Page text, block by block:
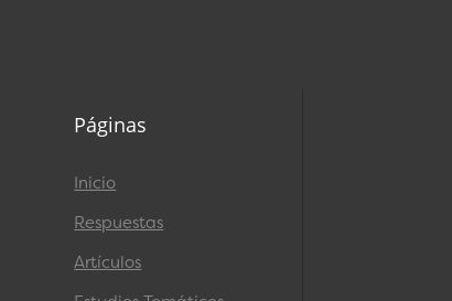
Páginas
Inicio
Respuestas
Artículos